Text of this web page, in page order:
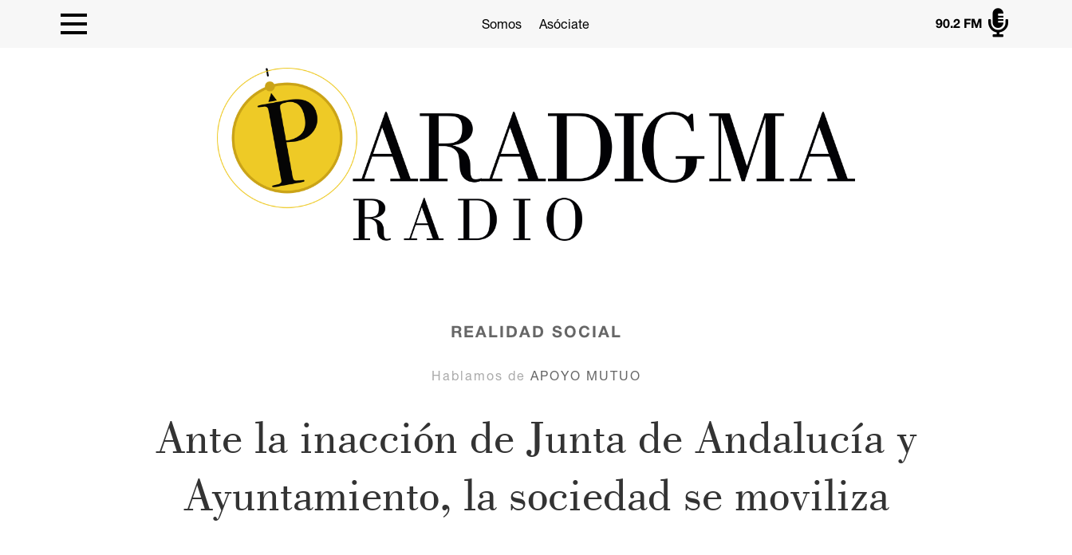
Somos Asóciate 
90.2 FM
REALIDAD SOCIAL
Hablamos de APOYO MUTUO
Ante la inacción de Junta de Andalucía y
Ayuntamiento, la sociedad se moviliza